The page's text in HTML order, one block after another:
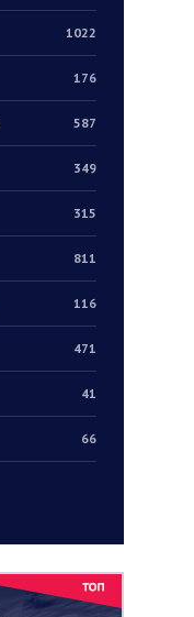
1022
176
587
349
315
811
116
471
41
66